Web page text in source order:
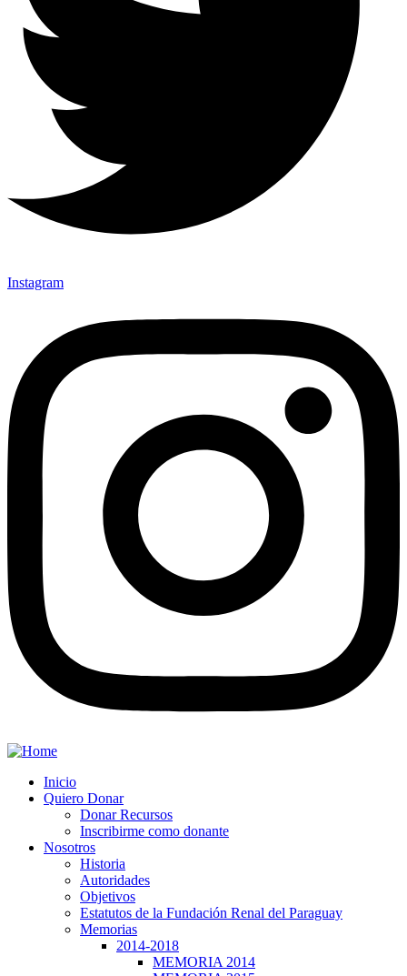
Instagram
Inicio
Quiero Donar
Donar Recursos
Inscribirme como donante
Nosotros
Historia
Autoridades
Objetivos
Estatutos de la Fundación Renal del Paraguay
Memorias
2014-2018
MEMORIA 2014